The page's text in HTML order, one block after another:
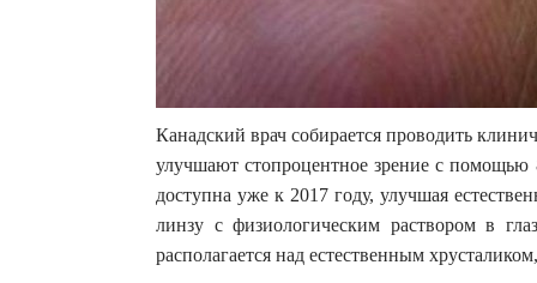
Канадский врач собирается проводить
улучшают стопроцентное зрение с помощью
доступна уже к 2017 году, улучшая
линзу с физиологическим раствором в
располагается над естественным